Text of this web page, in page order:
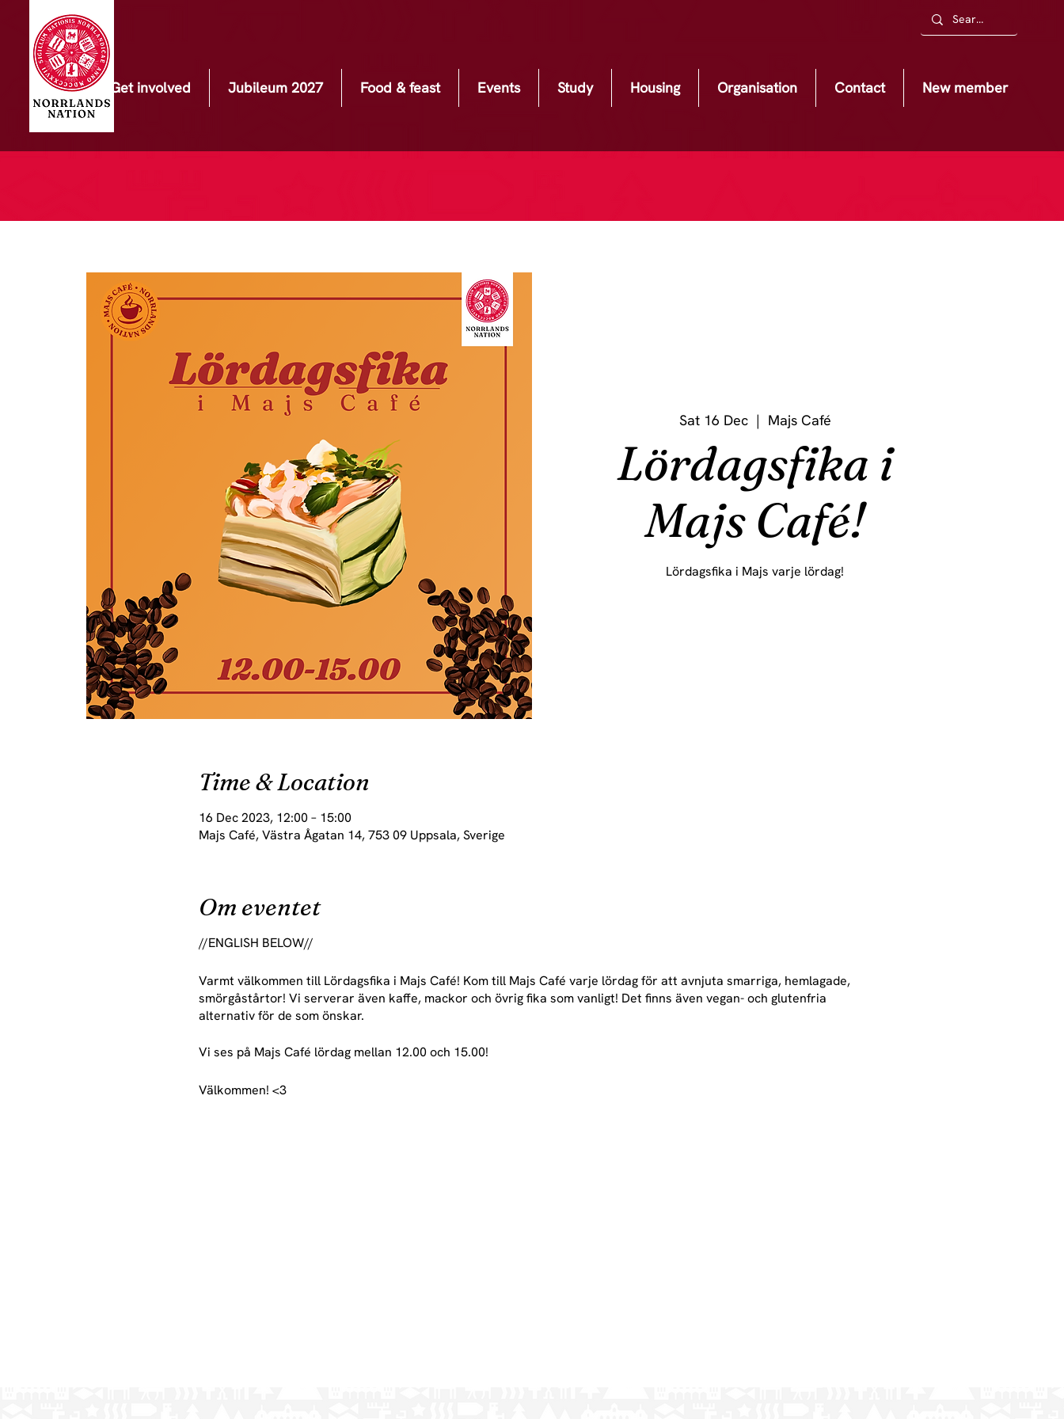
Get involved Jubileum 2027 Food & feast Events Study Housing Organisation Contact New member
Sat 16 Dec
  |
Majs Café
Lördagsfika i
Majs Café!
Lördagsfika i Majs varje lördag!
Time & Location
16 Dec 2023, 12:00 – 15:00
Majs Café, Västra Ågatan 14, 753 09 Uppsala, Sverige
Om eventet
//ENGLISH BELOW//
Varmt välkommen till Lördagsfika i Majs Café! Kom till Majs Café varje lördag för att avnjuta smarriga, hemlagade,
smörgåstårtor! Vi serverar även kaffe, mackor och övrig fika som vanligt! Det finns även vegan- och glutenfria
alternativ för de som önskar.
Vi ses på Majs Café lördag mellan 12.00 och 15.00!
Välkommen! <3